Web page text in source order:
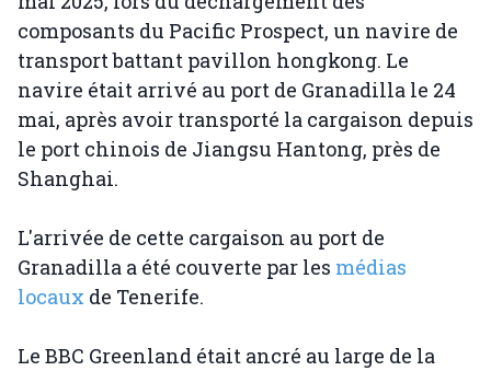
composants du Pacific Prospect, un navire de
transport battant pavillon hongkong. Le
navire était arrivé au port de Granadilla le 24
mai, après avoir transporté la cargaison depuis
le port chinois de Jiangsu Hantong, près de
Shanghai.
L'arrivée de cette cargaison au port de
Granadilla a été couverte par les médias
locaux de Tenerife.
Le BBC Greenland était ancré au large de la